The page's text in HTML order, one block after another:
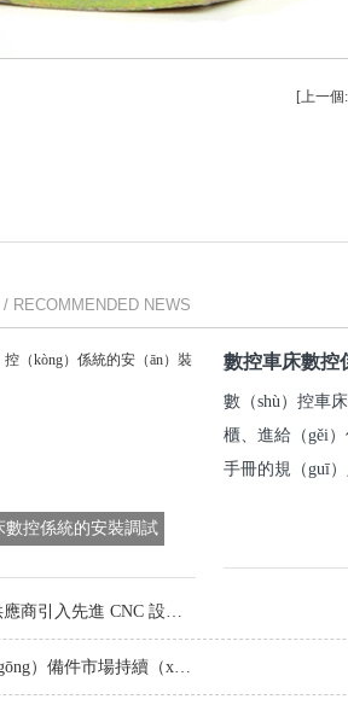
[上一
/ RECOMMENDED NEWS
數控係統的安裝調試
數控車床數控
數（shù）控車
櫃、進給（gěi
手冊的規（guī
中（zhōng）國供應商引入先進 CNC 設備，提升定製金屬零件品質
CNC精密加工（gōng）備件市場持續（xù）增長，技術創（chuàng）新引領行業未來